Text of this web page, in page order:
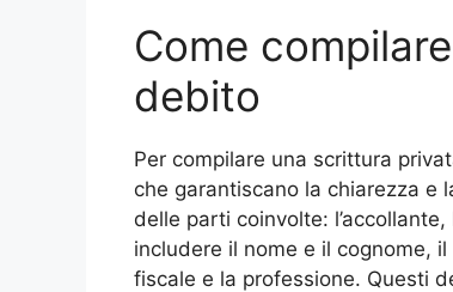
Come
debito
Per compilare una scrittura
che garantiscano la chiarezza e
delle parti coinvolte:
includere il nome e il cognome,
fiscale e la professione. Questi